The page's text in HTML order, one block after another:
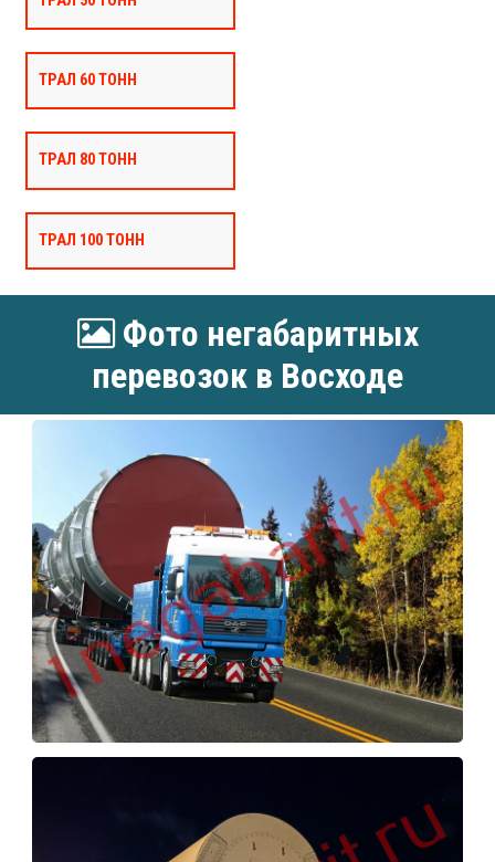
ТРАЛ 60 ТОНН
ТРАЛ 80 ТОНН
ТРАЛ 100 ТОНН
Фото негабаритных
перевозок в Восходе